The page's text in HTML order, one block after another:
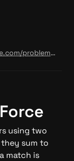
https://leetcode.com/problems/maximum-nesting-depth-of-the-parentheses/
using two
sum to
match is